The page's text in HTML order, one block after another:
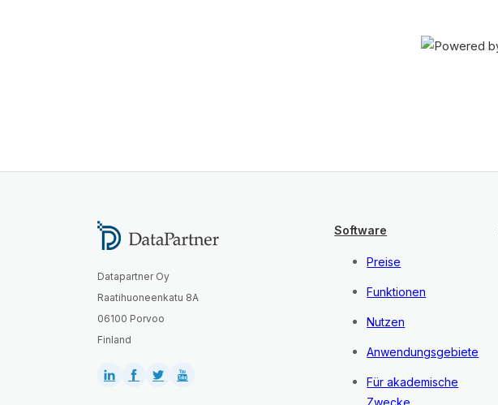
Datapartner Oy
Raatihuoneenkatu 8A
06100 Porvoo
Finland
Software
Preise
Funktionen
Nutzen
Anwendungsgebiete
Für akademische